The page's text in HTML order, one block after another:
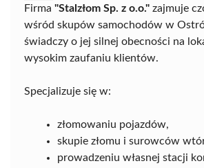
Firma "Stalzłom Sp. z o.o." zajmuje
wśród skupów samochodów w
świadczy o jej silnej obecności na
wysokim zaufaniu klientów.
Specjalizuje się w:
złomowaniu pojazdów,
skupie złomu i surowców
prowadzeniu własnej stacji